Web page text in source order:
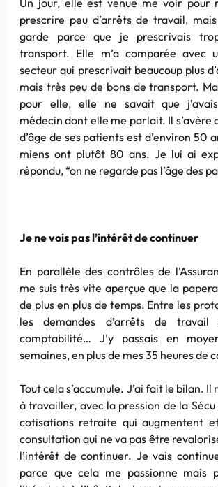
prescrire peu d’arrêts de travail,
garde parce que je prescrivais
transport. Elle m’a comparée avec
secteur qui prescrivait beaucoup plus
mais très peu de bons de transport.
pour elle, elle ne savait que
médecin dont elle me parlait. Il s’avère
d’âge de ses patients est d’environ 50
miens ont plutôt 80 ans. Je lui ai
répondu, “on ne regarde pas l’âge des
Je ne vois pas l’intérêt de continuer
En parallèle des contrôles de
me suis très vite aperçue que la
de plus en plus de temps. Entre les
les demandes d’arrêts de travail
comptabilité… J’y passais en
semaines, en plus de mes 35 heures de
Tout cela s’accumule. J’ai fait le bilan. Il
à travailler, avec la pression de la
cotisations retraite qui augmentent
consultation qui ne va pas être
l’intérêt de continuer. Je vais
parce que cela me passionne mais